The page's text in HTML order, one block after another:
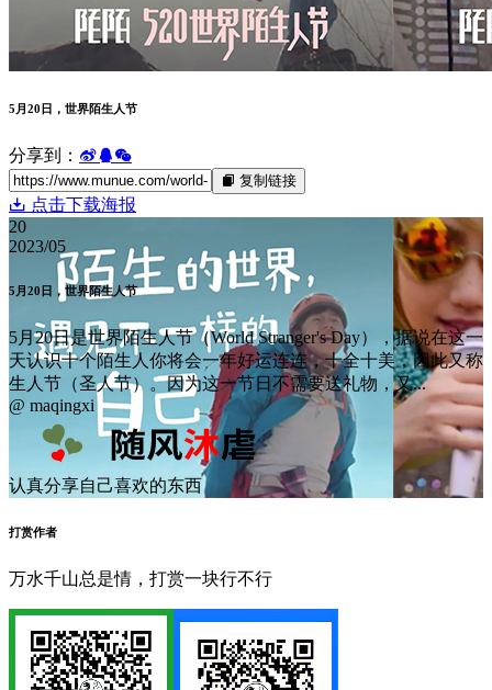
5月20日，世界陌生人节
分享到：
复制链接
点击下载海报
20
2023/05
5月20日，世界陌生人节
5月20日是世界陌生人节（World Stranger's Day），据说在这一
天认识十个陌生人你将会一年好运连连，十全十美，因此又称
生人节（圣人节）。因为这一节日不需要送礼物，又...
@ maqingxi
认真分享自己喜欢的东西
打赏作者
万水千山总是情，打赏一块行不行